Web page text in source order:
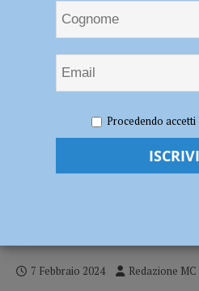
Bertè trionfa nella prima serata.
italiani seguono il Festival
Sanremo 2024, la
7 Febbraio 2024 Redazione MC
Procedendo